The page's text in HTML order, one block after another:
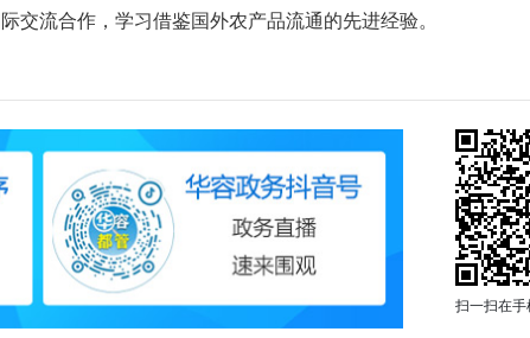
流合作，学习借鉴国外农产品流通的先进经验。
扫一扫在